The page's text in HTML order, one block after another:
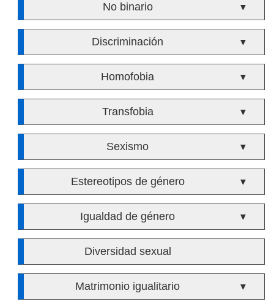
No binario ▼
Discriminación ▼
Homofobia ▼
Transfobia ▼
Sexismo ▼
Estereotipos de género ▼
Igualdad de género ▼
Diversidad sexual
Matrimonio igualitario ▼